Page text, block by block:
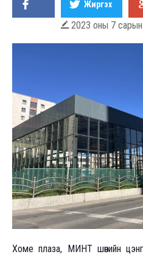
Жиргэх
 2023 оны 7 сарын
Хоме плаза, МИНТ шөнийн